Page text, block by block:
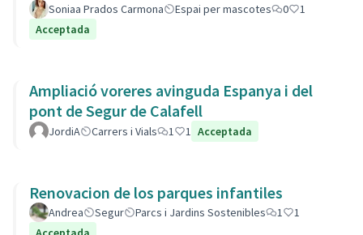
Soniaa Prados Carmona Espai per mascotes 0
1
Acceptada
Ampliació voreres avinguda Espanya i del
pont de Segur de Calafell
JordiA Carrers i Vials 1 1 Acceptada
Renovacion de los parques infantiles
Andrea Segur Parcs i Jardins Sostenibles 1
1